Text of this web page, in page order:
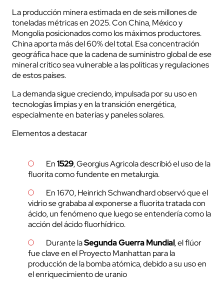
La producción minera estimada en de seis millones de
toneladas métricas en 2025. Con China, México y
Mongolia posicionados como los máximos productores.
China aporta más del 60% del total. Esa concentración
geográfica hace que la cadena de suministro global de ese
mineral crítico sea vulnerable a las políticas y regulaciones
de estos países.
La demanda sigue creciendo, impulsada por su uso en
tecnologías limpias y en la transición energética,
especialmente en baterías y paneles solares.
Elementos a destacar
En1529, Georgius Agricola describió el uso de la
fluorita como fundente en metalurgia.
En 1670, Heinrich Schwandhard observó que el
vidrio se grababa al exponerse a fluorita tratada con
ácido, un fenómeno que luego se entendería como la
acción del ácido fluorhídrico.
Durante laSegunda Guerra Mundial, el flúor
fue clave en el Proyecto Manhattan para la
producción de la bomba atómica, debido a su uso en
el enriquecimiento de uranio